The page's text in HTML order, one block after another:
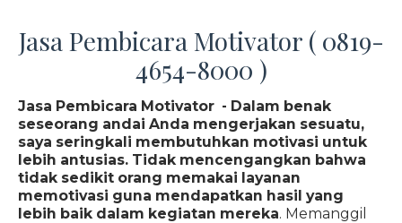
Jasa Pembicara Motivator ( 0819-
4654-8000 )
Jasa Pembicara Motivator - Dalam benak
seseorang andai Anda mengerjakan sesuatu,
saya seringkali membutuhkan motivasi untuk
lebih antusias. Tidak mencengangkan bahwa
tidak sedikit orang memakai layanan
memotivasi guna mendapatkan hasil yang
lebih baik dalam kegiatan mereka. Memanggil